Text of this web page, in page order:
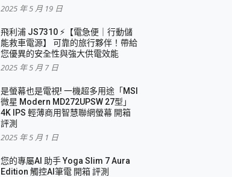
2025 年 5 月 19 日
飛利浦 JS7310 ⚡【電急便｜行動儲
能救車電源】 可靠的旅行夥伴！帶給
您優異的安全性與強大供電效能
2025 年 5 月 7 日
是螢幕也是電視! 一機超多用途「MSI
微星 Modern MD272UPSW 27型」
4K IPS 輕薄商用智慧聯網螢幕 開箱
評測
2025 年 5 月 1 日
您的專屬AI 助手 Yoga Slim 7 Aura
Edition 觸控AI筆電 開箱 評測